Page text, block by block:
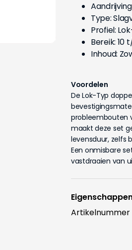
Type:
Profiel:
Bereik: 10
Inhoud:
Voordelen
De Lok-Typ
probleembouten
maakt deze set
levensduur, zelfs
Een onmisbare
vastdraaien van
Artikelnummer